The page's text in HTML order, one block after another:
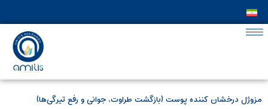
مزوژل درخشان کننده پوست (بازگشت طراوت، جوانی و رفع تیرگی‌ها)